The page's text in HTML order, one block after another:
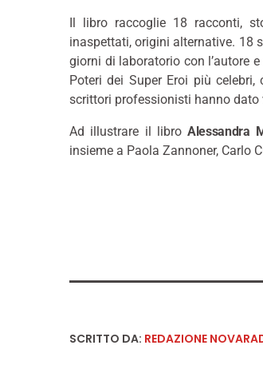
Il libro raccoglie 18 racconti,
inaspettati, origini alternative. 18
giorni di laboratorio con l’autore
Poteri dei Super Eroi più
scrittori professionisti hanno dato
Ad illustrare il libroAlessandra
insieme a Paola Zannoner, Carlo
SCRITTO DA: REDAZIONE